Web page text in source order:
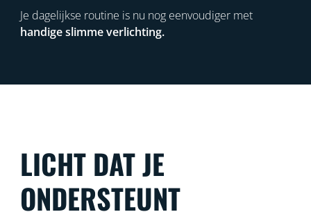
Je dagelijkse routine is nu nog eenvoudiger met
handige slimme verlichting.
LICHT DAT JE
ONDERSTEUNT